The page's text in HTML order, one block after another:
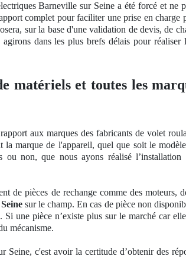
Barneville sur Seine a été forcé et ne
complet pour faciliter une prise en
sur la base d'une validation de devis, de
dans les plus brefs délais pour réaliser
matériels et toutes les
aux marques des fabricants de volet
marque de l'appareil, quel que soit le
ou non, que nous ayons réalisé
de pièces de rechange comme des moteurs,
sur le champ. En cas de pièce non
une pièce n’existe plus sur le marché car
mécanisme.
Seine, c'est avoir la certitude d’obtenir des ré